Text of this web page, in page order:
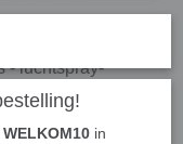
spray
- luchtspray-
WELKOM10 in